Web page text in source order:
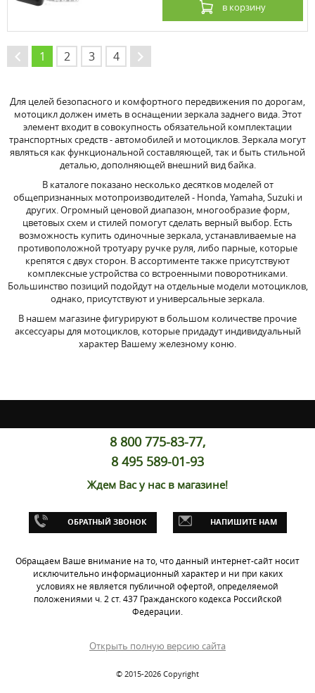
в корзину
← 1 2 3 4 →
Для целей безопасного и комфортного передвижения по дорогам,
мотоцикл должен иметь в оснащении зеркала заднего вида. Этот
элемент входит в совокупность обязательной комплектации
транспортных средств - автомобилей и мотоциклов. Зеркала могут
являться как функциональной составляющей, так и быть стильной
деталью, дополняющей внешний вид байка.
В каталоге показано несколько десятков моделей от
общепризнанных мотопроизводителей - Honda, Yamaha, Suzuki и
других. Огромный ценовой диапазон, многообразие форм,
цветовых схем и стилей помогут сделать верный выбор. Есть
возможность купить одиночные зеркала, устанавливаемые на
противоположной тротуару ручке руля, либо парные, которые
крепятся с двух сторон. В ассортименте также присутствуют
комплексные устройства со встроенными поворотниками.
Большинство позиций подойдут на отдельные модели мотоциклов,
однако, присутствуют и универсальные зеркала.
В нашем магазине фигурируют в большом количестве прочие
аксессуары для мотоциклов, которые придадут индивидуальный
характер Вашему железному коню.
8 800 775-83-77,
8 495 589-01-93
Ждем Вас у нас в магазине!
ОБРАТНЫЙ ЗВОНОК НАПИШИТЕ НАМ
Обращаем Ваше внимание на то, что данный интернет-сайт носит
исключительно информационный характер и ни при каких
условиях не является публичной офертой, определяемой
положениями ч. 2 ст. 437 Гражданского кодекса Российской
Федерации.
Открыть полную версию сайта
© 2015-2026 Copyright